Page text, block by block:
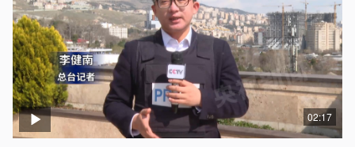
02:17